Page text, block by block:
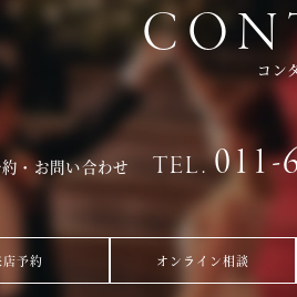
コン
・お問い合わせ TEL.011-
店予約 オンライン相談